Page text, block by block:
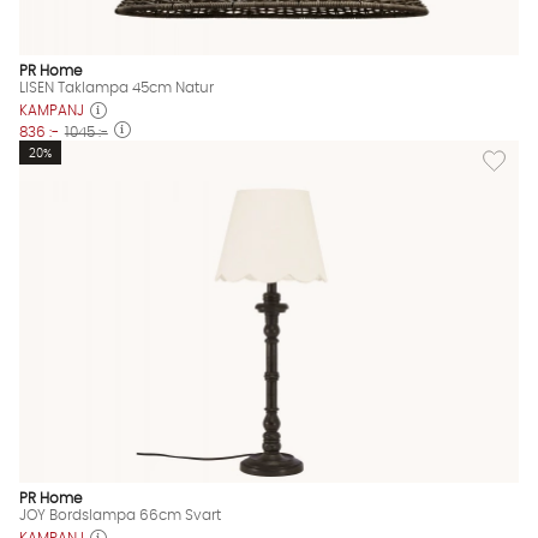
PR Home
LISEN Taklampa 45cm Natur
KAMPANJ
836 :- 1045 :-
Lägg
20%
PR Home
JOY Bordslampa 66cm Svart